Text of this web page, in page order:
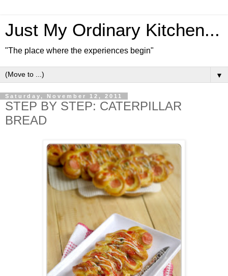
Just My Ordinary Kitchen...
"The place where the experiences begin"
▼
Saturday, November 12, 2011
STEP BY STEP: CATERPILLAR
BREAD